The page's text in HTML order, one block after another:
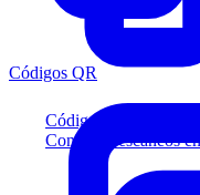
Códigos QR
Convierta escaneos
Códigos QR